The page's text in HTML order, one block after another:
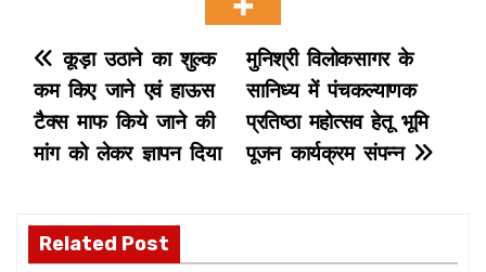
P
o
s
n
मुनिश्री विलोकसागर के
सानिध्य में पंचकल्याणक
प्रतिष्ठा महोत्सव हेतू भूमि
पूजन कार्यक्रम संपन्न
कूड़ा उठाने का शुल्क
कम किए जाने एवं हाऊस
टैक्स माफ किये जाने की
मांग को लेकर ज्ञापन दिया
Related Post